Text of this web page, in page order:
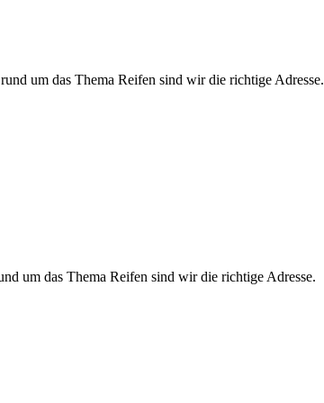
um das Thema Reifen sind wir die richtige Adresse.
um das Thema Reifen sind wir die richtige Adresse.